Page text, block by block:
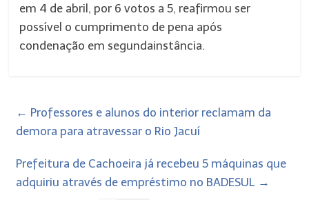
em 4 de abril , por 6 votos a 5, reafirmou ser
possível o cumprimento de pena após
condenação em segundainstância.
← Professores e alunos do interior reclamam da
demora para atravessar o Rio Jacuí
Prefeitura de Cachoeira já recebeu 5 máquinas que
adquiriu através de empréstimo no BADESUL →